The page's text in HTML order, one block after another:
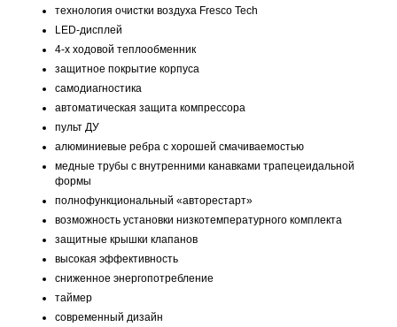
технология очистки воздуха Fresco Tech
LED-дисплей
4-х ходовой теплообменник
защитное покрытие корпуса
самодиагностика
автоматическая защита компрессора
пульт ДУ
алюминиевые ребра с хорошей смачиваемостью
медные трубы с внутренними канавками трапецеидальной
формы
полнофункциональный «авторестарт»
возможность установки низкотемпературного комплекта
защитные крышки клапанов
высокая эффективность
сниженное энергопотребление
таймер
современный дизайн